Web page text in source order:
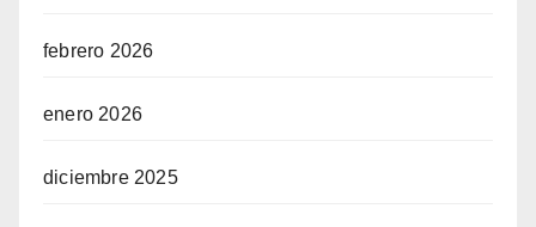
febrero 2026
enero 2026
diciembre 2025